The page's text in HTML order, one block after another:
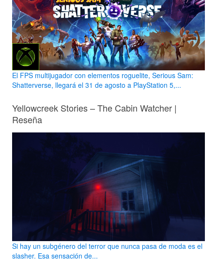
El FPS multijugador con elementos roguelite, Serious Sam:
Shatterverse, llegará el 31 de agosto a PlayStation 5,...
Yellowcreek Stories – The Cabin Watcher |
Reseña
Si hay un subgénero del terror que nunca pasa de moda es el
slasher. Esa sensación de...